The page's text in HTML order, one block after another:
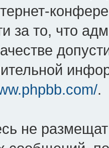
за то, что
.
не